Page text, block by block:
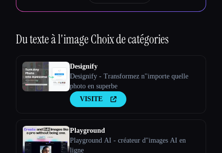
Du texte à l'imageChoix de catégories
Designify
Designify - Transformez n''importe quelle
photo en superbe
VISITE
Playground
Playground AI - créateur d''images AI en
ligne